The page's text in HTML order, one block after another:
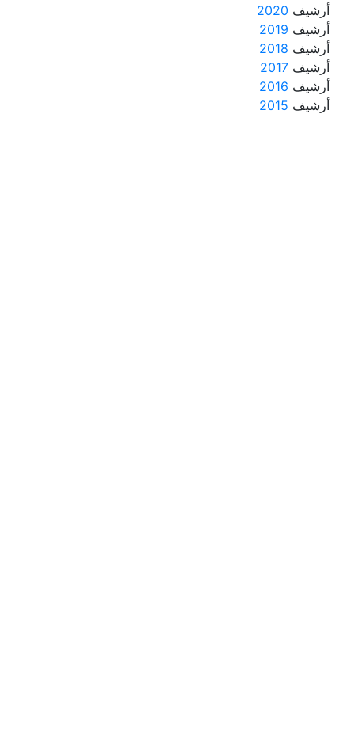
أرشيف 2020
أرشيف 2019
أرشيف 2018
أرشيف 2017
أرشيف 2016
أرشيف 2015